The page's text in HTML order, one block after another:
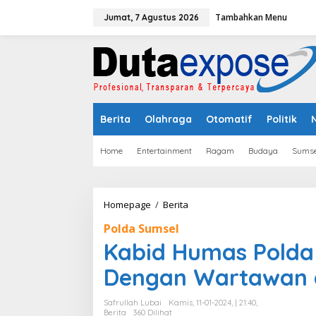
Jumat, 7 Agustus 2026 Tambahkan Menu
Berita Olahraga Otomatif Politik
Home Entertainment Ragam Budaya
Homepage / Berita
d
H
a
Polda Sumsel
Kabid Humas
Dengan Wartawan
Safrullah Lubai
Kamis, 11-01-2024, | 21:40,
Berita
360 Dilihat